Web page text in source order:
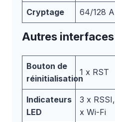
Cryptage 64/128
Autres interfaces
Bouton de
réinitialisation
1 x RST
Indicateurs
LED
3 x
x Wi-Fi